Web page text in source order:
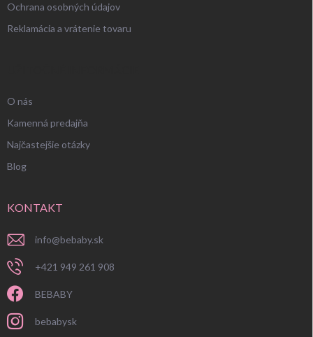
Ochrana osobných údajov
Reklamácia a vrátenie tovaru
O nás
Kamenná predajňa
Najčastejšie otázky
Blog
KONTAKT
info@bebaby.sk
+421 949 261 908
BEBABY
bebabysk